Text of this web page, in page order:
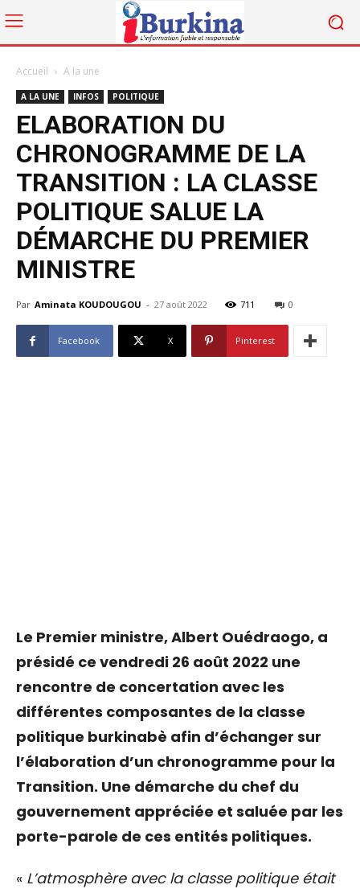
Accueil A la une
A LA UNE INFOS POLITIQUE
ELABORATION DU
CHRONOGRAMME DE LA
TRANSITION : LA CLASSE
POLITIQUE SALUE LA
DÉMARCHE DU PREMIER
MINISTRE
Par Aminata KOUDOUGOU - 27 août 2022 711 0
Facebook X Pinterest
Le Premier ministre, Albert Ouédraogo, a
présidé ce vendredi 26 août 2022 une
rencontre de concertation avec les
différentes composantes de la classe
politique burkinabè afin d’échanger sur
l’élaboration d’un chronogramme pour la
Transition. Une démarche du chef du
gouvernement appréciée et saluée par les
porte-parole de ces entités politiques.
« L’atmosphère avec la classe politique était